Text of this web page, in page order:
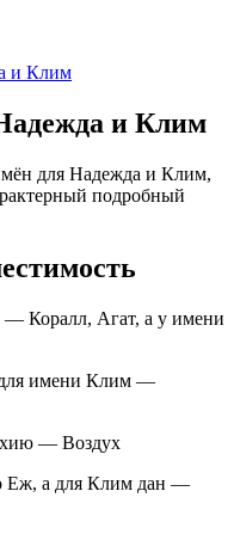
и Клим
и Клим
для Надежда и Клим,
подробный
Коралл, Агат, а у имени
имени Клим —
— Воздух
Еж, а для Клим дан —